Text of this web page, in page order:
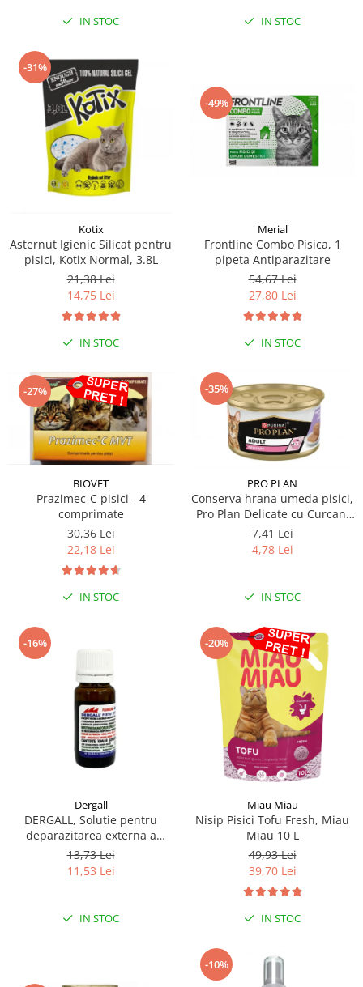
IN STOC IN STOC
-31%
Kotix
Asternut Igienic Silicat pentru
pisici, Kotix Normal, 3.8L
21,38 Lei
14,75 Lei
IN STOC
-49%
Merial
Frontline Combo Pisica, 1
pipeta Antiparazitare
54,67 Lei
27,80 Lei
IN STOC
-27%
BIOVET
Prazimec-C pisici - 4
comprimate
30,36 Lei
22,18 Lei
IN STOC
-35%
PRO PLAN
Conserva hrana umeda pisici,
Pro Plan Delicate cu Curcan,
85 g
7,41 Lei
4,78 Lei
IN STOC
-16%
Dergall
DERGALL, Solutie pentru
deparazitarea externa a
gainilor si adaposturilor 10 ml
13,73 Lei
11,53 Lei
IN STOC
-20%
Miau Miau
Nisip Pisici Tofu Fresh, Miau
Miau 10 L
49,93 Lei
39,70 Lei
IN STOC
-10%